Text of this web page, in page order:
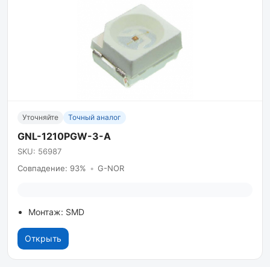
Уточняйте Точный аналог
GNL-1210PGW-3-A
SKU: 56987
Совпадение: 93% • G-NOR
Монтаж: SMD
Открыть